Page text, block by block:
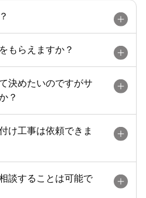
もらえますか？
決めたいのですがサ
？
け工事は依頼できま
談することは可能で